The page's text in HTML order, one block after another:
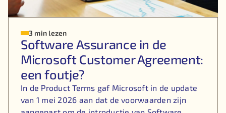
3 min lezen
Software Assurance in de
Microsoft Customer Agreement:
een foutje?
In de Product Terms gaf Microsoft in de update
van 1 mei 2026 aan dat de voorwaarden zijn